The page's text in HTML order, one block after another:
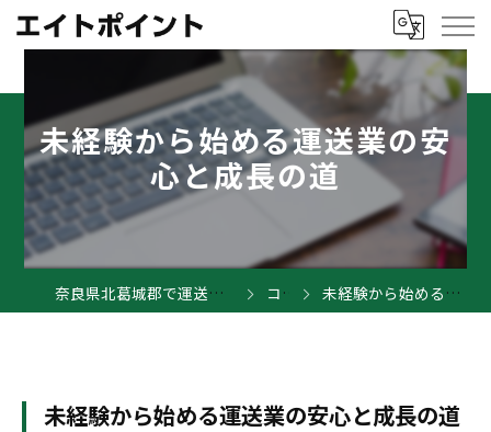
未経験から始める運送業の安
心と成長の道
奈良県北葛城郡で運送業の求人ならエイトポイント コラム 未経験から始める運送業の安心と成長の道
未経験から始める運送業の安心と成長の道